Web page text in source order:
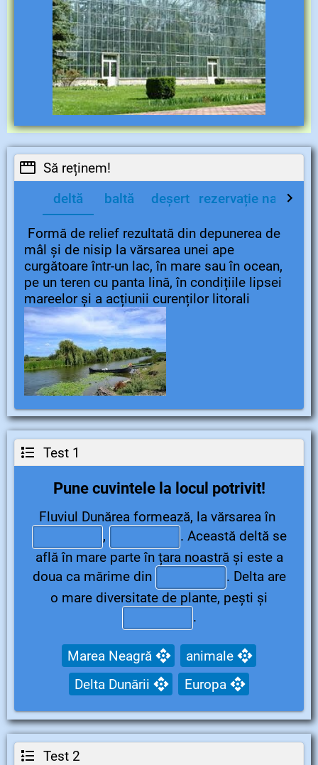
Să reținem!
deltă
baltă deșert rezervație naturală
Formă de relief rezultată din depunerea de
mâl și de nisip la vărsarea unei ape
curgătoare într-un lac, în mare sau în ocean,
pe un teren cu panta lină, în condițiile lipsei
mareelor și a acțiunii curenților litorali
Test 1
Pune cuvintele la locul potrivit!
Fluviul Dunărea formează, la vărsarea în
,
. Această deltă se
află în mare parte în țara noastră și este a
doua ca mărime din
. Delta are
o mare diversitate de plante, pești și
.
Marea Neagră
animale
Delta Dunării
Europa
Test 2